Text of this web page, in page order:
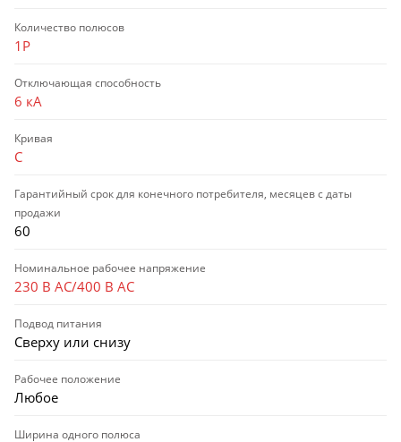
Количество полюсов
1P
Отключающая способность
6 кА
Кривая
C
Гарантийный срок для конечного потребителя, месяцев с даты
продажи
60
Номинальное рабочее напряжение
230 В AC/400 В AC
Подвод питания
Сверху или снизу
Рабочее положение
Любое
Ширина одного полюса